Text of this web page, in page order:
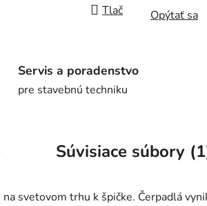
Tlač Opýtať sa
Servis a poradenstvo
pre stavebnú techniku
Súvisiace súbory
svetovom trhu k špičke. Čerpadlá